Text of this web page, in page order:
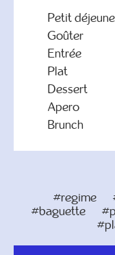
Petit
Goûter
Entrée
Plat
Dessert
Apero
Brunch
#regime
#baguette